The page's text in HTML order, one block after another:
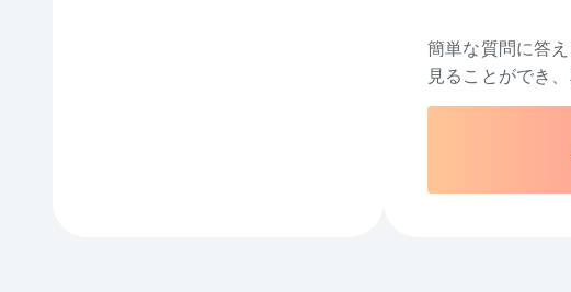
簡単な質問に答
見ることができ